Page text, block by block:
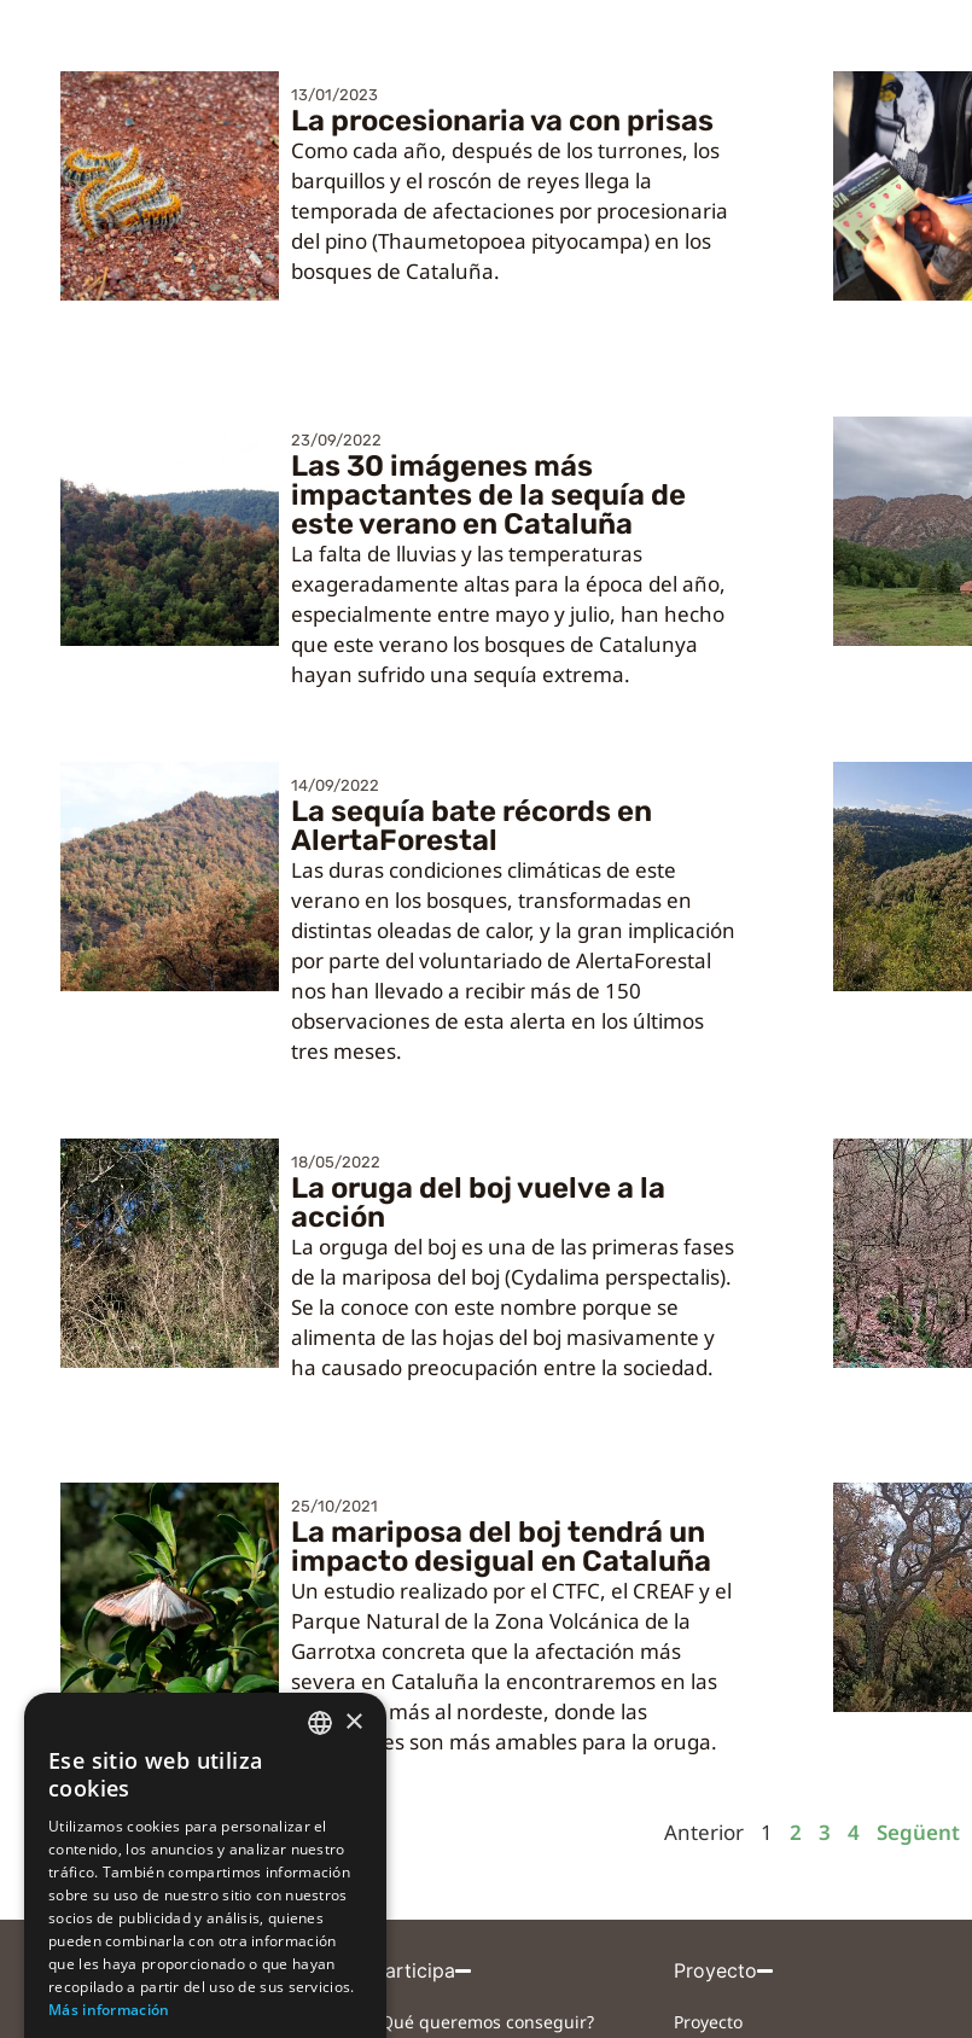
13/01/2023
La procesionaria va con prisas
Como cada año, después de los turrones, los
barquillos y el roscón de reyes llega la
temporada de afectaciones por procesionaria
del pino (Thaumetopoea pityocampa) en los
bosques de Cataluña.
23/09/2022
Las 30 imágenes más
impactantes de la sequía de
este verano en Cataluña
La falta de lluvias y las temperaturas
exageradamente altas para la época del año,
especialmente entre mayo y julio, han hecho
que este verano los bosques de Catalunya
hayan sufrido una sequía extrema.
14/09/2022
La sequía bate récords en
AlertaForestal
Las duras condiciones climáticas de este
verano en los bosques, transformadas en
distintas oleadas de calor, y la gran implicación
por parte del voluntariado de AlertaForestal
nos han llevado a recibir más de 150
observaciones de esta alerta en los últimos
tres meses.
18/05/2022
La oruga del boj vuelve a la
acción
La orguga del boj es una de las primeras fases
de la mariposa del boj (Cydalima perspectalis).
Se la conoce con este nombre porque se
alimenta de las hojas del boj masivamente y
ha causado preocupación entre la sociedad.
25/10/2021
La mariposa del boj tendrá un
impacto desigual en Cataluña
Un estudio realizado por el CTFC, el CREAF y el
Parque Natural de la Zona Volcánica de la
Garrotxa concreta que la afectación más
severa en Cataluña la encontraremos en las
comarcas más al nordeste, donde las
condiciones son más amables para la oruga.
Anterior 1 2 3 4 Següent
Entidad coordinadora Participa
¿Qué queremos conseguir?
Proyecto
Proyecto
SPANISH
×
Ese sitio web utiliza
cookies
Utilizamos cookies para personalizar el
contenido, los anuncios y analizar nuestro
tráfico. También compartimos información
sobre su uso de nuestro sitio con nuestros
socios de publicidad y análisis, quienes
pueden combinarla con otra información
que les haya proporcionado o que hayan
recopilado a partir del uso de sus servicios.
Más información